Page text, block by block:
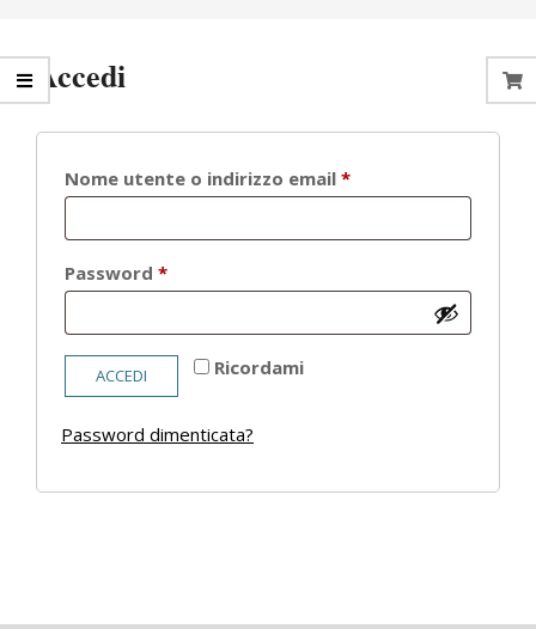
Accedi
Nome utente o indirizzo email *Richiesto
Password *Richiesto
Ricordami
ACCEDI
Password dimenticata?
05-